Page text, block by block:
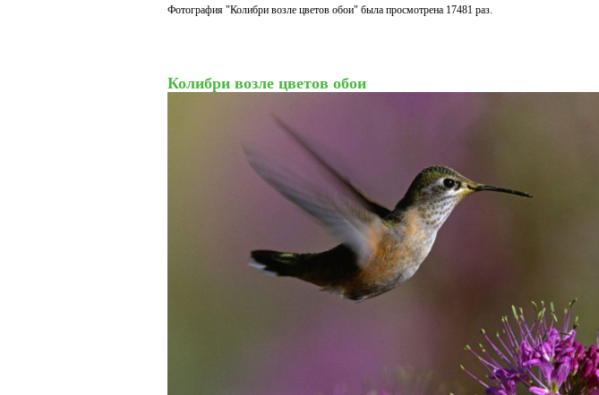
Фотография "Колибри возле цветов обои" была просмотрена 17481 раз.
Колибри возле цветов обои